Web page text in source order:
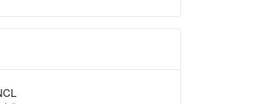
的にお返事致しかねます。